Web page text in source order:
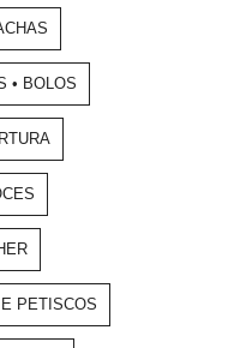
• BOLOS
PETISCOS